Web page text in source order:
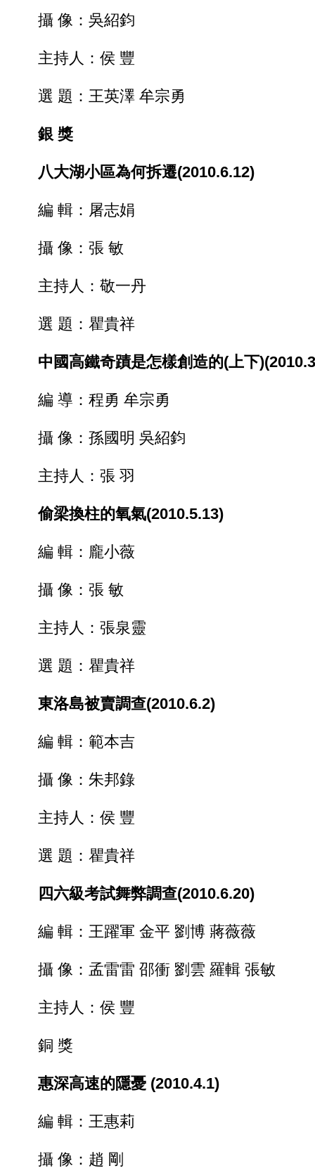
攝 像：吳紹鈞
主持人：侯 豐
選 題：王英澤 牟宗勇
銀 獎
八大湖小區為何拆遷(2010.6.12)
編 輯：屠志娟
攝 像：張 敏
主持人：敬一丹
選 題：瞿貴祥
中國高鐵奇蹟是怎樣創造的(上下
編 導：程勇 牟宗勇
攝 像：孫國明 吳紹鈞
主持人：張 羽
偷梁換柱的氧氣(2010.5.13)
編 輯：龐小薇
攝 像：張 敏
主持人：張泉靈
選 題：瞿貴祥
東洛島被賣調查(2010.6.2)
編 輯：範本吉
攝 像：朱邦錄
主持人：侯 豐
選 題：瞿貴祥
四六級考試舞弊調查(2010.6.20)
編 輯：王躍軍 金平 劉博 蔣薇薇
攝 像：孟雷雷 邵衝 劉雲 羅輯 張敏
主持人：侯 豐
銅 獎
惠深高速的隱憂 (2010.4.1)
編 輯：王惠莉
攝 像：趙 剛